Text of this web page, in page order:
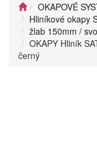
OKAPOVÉ
Hliníkové okapy
žlab 150mm /
OKAPY Hliník
černý